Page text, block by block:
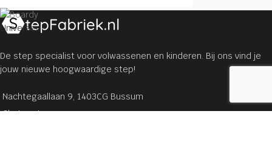
Universeel
De step specialist voor volwassenen en kinderen. Bij ons vind je
jouw nieuwe hoogwaardige step!
Nachtegaallaan 9, 1403CG Bussum
Chat met ons